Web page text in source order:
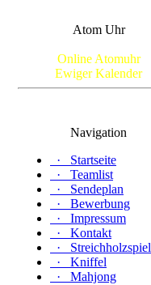
Atom Uhr
Online Atomuhr
Ewiger Kalender
Navigation
·
Startseite
·
Teamlist
·
Sendeplan
·
Bewerbung
·
Impressum
·
Kontakt
·
Streichholzspiel
·
Kniffel
·
Mahjong